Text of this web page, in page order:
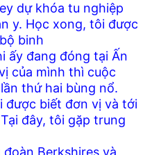
dự khóa tu nghiệp
y. Học xong, tôi được
binh
ấy đang đóng tại Ấn
của mình thì cuộc
thứ hai bùng nổ.
được biết đơn vị và tới
đây, tôi gặp trung
Berkshires và